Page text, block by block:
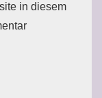
in diesem